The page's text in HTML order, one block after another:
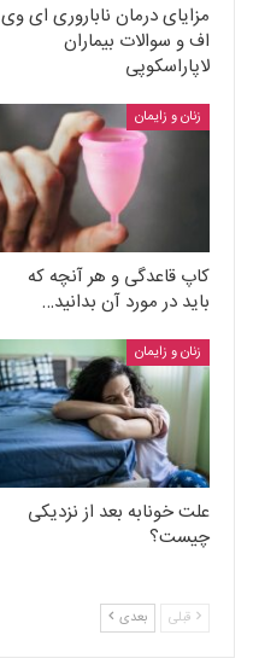
مزایای درمان ناباروری ای وی
اف و سوالات بیماران
لاپاراسکوپی
زنان و زایمان
کاپ قاعدگی و هر آنچه که
باید در مورد آن بدانید…
زنان و زایمان
علت خونابه بعد از نزدیکی
چیست؟
قبلی بعدی